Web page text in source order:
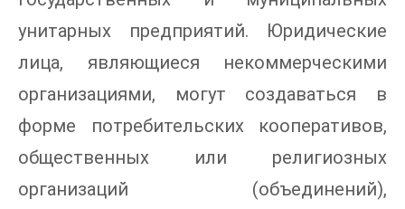
унитарных предприятий. Юридические
лица, являющиеся некоммерческими
организациями, могут создаваться в
форме потребительских кооперативов,
общественных или религиозных
организаций (объединений),